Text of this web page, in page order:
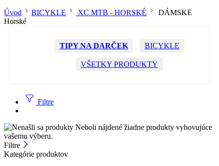
Úvod BICYKLE XC MTB - HORSKÉ
DÁMSKE
Horské
TIPY NA DARČEK BICYKLE
VŠETKY PRODUKTY
Filtre
Neboli nájdené žiadne produkty vyhovujúce
vašemu výberu.
Filtre
Kategórie produktov